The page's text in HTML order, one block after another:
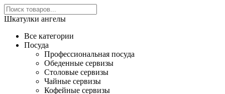
Шкатулки ангелы
Все категории
Посуда
Профессиональная посуда
Обеденные сервизы
Столовые сервизы
Чайные сервизы
Кофейные сервизы